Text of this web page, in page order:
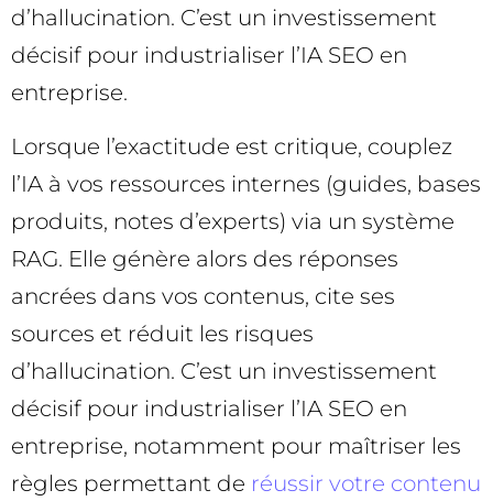
d’hallucination. C’est un investissement
décisif pour industrialiser l’IA SEO en
entreprise.
Lorsque l’exactitude est critique, couplez
l’IA à vos ressources internes (guides, bases
produits, notes d’experts) via un système
RAG. Elle génère alors des réponses
ancrées dans vos contenus, cite ses
sources et réduit les risques
d’hallucination. C’est un investissement
décisif pour industrialiser l’IA SEO en
entreprise, notamment pour maîtriser les
règles permettant de réussir votre contenu